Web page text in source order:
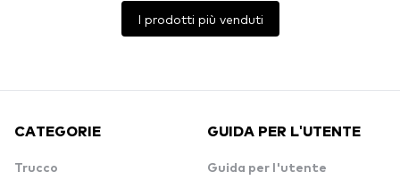
I prodotti più venduti
CATEGORIE
Trucco
GUIDA PER L'UTENTE
Guida per l'utente